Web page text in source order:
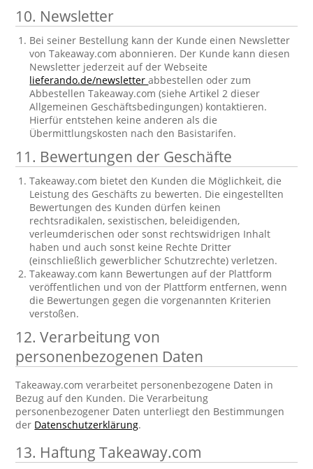
10. Newsletter
Bei seiner Bestellung kann der Kunde einen Newsletter
von Takeaway.com abonnieren. Der Kunde kann diesen
Newsletter jederzeit auf der Webseite
lieferando.de/newsletterabbestellen oder zum
Abbestellen Takeaway.com (siehe Artikel 2 dieser
Allgemeinen Geschäftsbedingungen) kontaktieren.
Hierfür entstehen keine anderen als die
Übermittlungskosten nach den Basistarifen.
11. Bewertungen der Geschäfte
Takeaway.com bietet den Kunden die Möglichkeit, die
Leistung des Geschäfts zu bewerten. Die eingestellten
Bewertungen des Kunden dürfen keinen
rechtsradikalen, sexistischen, beleidigenden,
verleumderischen oder sonst rechtswidrigen Inhalt
haben und auch sonst keine Rechte Dritter
(einschließlich gewerblicher Schutzrechte) verletzen.
Takeaway.com kann Bewertungen auf der Plattform
veröffentlichen und von der Plattform entfernen, wenn
die Bewertungen gegen die vorgenannten Kriterien
verstoßen.
12. Verarbeitung von
personenbezogenen Daten
Takeaway.com verarbeitet personenbezogene Daten in
Bezug auf den Kunden. Die Verarbeitung
personenbezogener Daten unterliegt den Bestimmungen
der Datenschutzerklärung.
13. Haftung Takeaway.com